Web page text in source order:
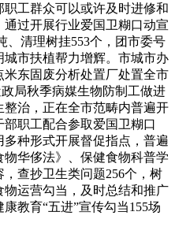
工群众可以或许及时进修和
过开展行业爱国卫糊口动宣
、清理树挂553个，团市委号
市扶植帮力增辉。市城市办
东固废分析处置厂处置全市
局秋季病媒生物防制工做进
治，正在全市范畴内普遍开
职工配合参取爱国卫糊口
种形式开展督促指点，普遍
华侈法》、保健食物科普学
查抄卫生类问题256个，树
物运营勾当，及时总结和推广
教育“五进”宣传勾当155场